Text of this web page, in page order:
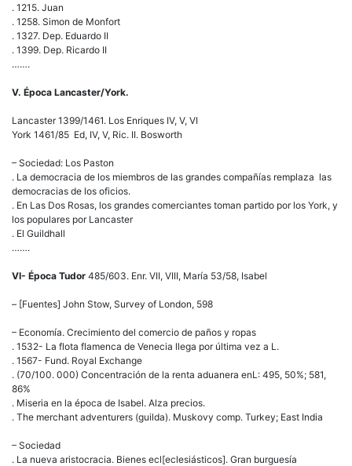
. 1215. Juan
. 1258. Simon de Monfort
. 1327. Dep. Eduardo II
. 1399. Dep. Ricardo II
…….
V. Época Lancaster/York.
Lancaster 1399/1461. Los Enriques IV, V, VI
York 1461/85 Ed, IV, V, Ric. II. Bosworth
– Sociedad: Los Paston
. La democracia de los miembros de las grandes compañías remplaza las
democracias de los oficios.
. En Las Dos Rosas, los grandes comerciantes toman partido por los York, y
los populares por Lancaster
. El Guildhall
…….
VI- Época Tudor 485/603. Enr. VII, VIII, María 53/58, Isabel
– [Fuentes] John Stow, Survey of London, 598
– Economía. Crecimiento del comercio de paños y ropas
. 1532- La flota flamenca de Venecia llega por última vez a L.
. 1567- Fund. Royal Exchange
. (70/100. 000) Concentración de la renta aduanera enL: 495, 50%; 581,
86%
. Miseria en la época de Isabel. Alza precios.
. The merchant adventurers (guilda). Muskovy comp. Turkey; East India
– Sociedad
. La nueva aristocracia. Bienes ecl[eclesiásticos]. Gran burguesía